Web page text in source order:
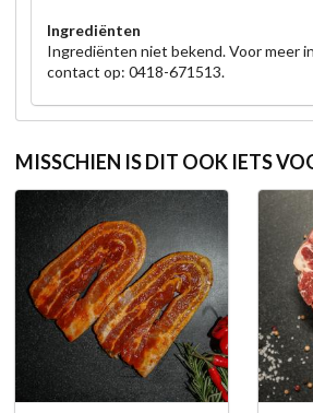
Ingrediënten
Ingrediënten niet bekend. Voor meer
contact op: 0418-671513.
MISSCHIEN IS DIT OOK IETS